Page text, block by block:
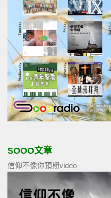
SOOO文章
信仰不像你預期video